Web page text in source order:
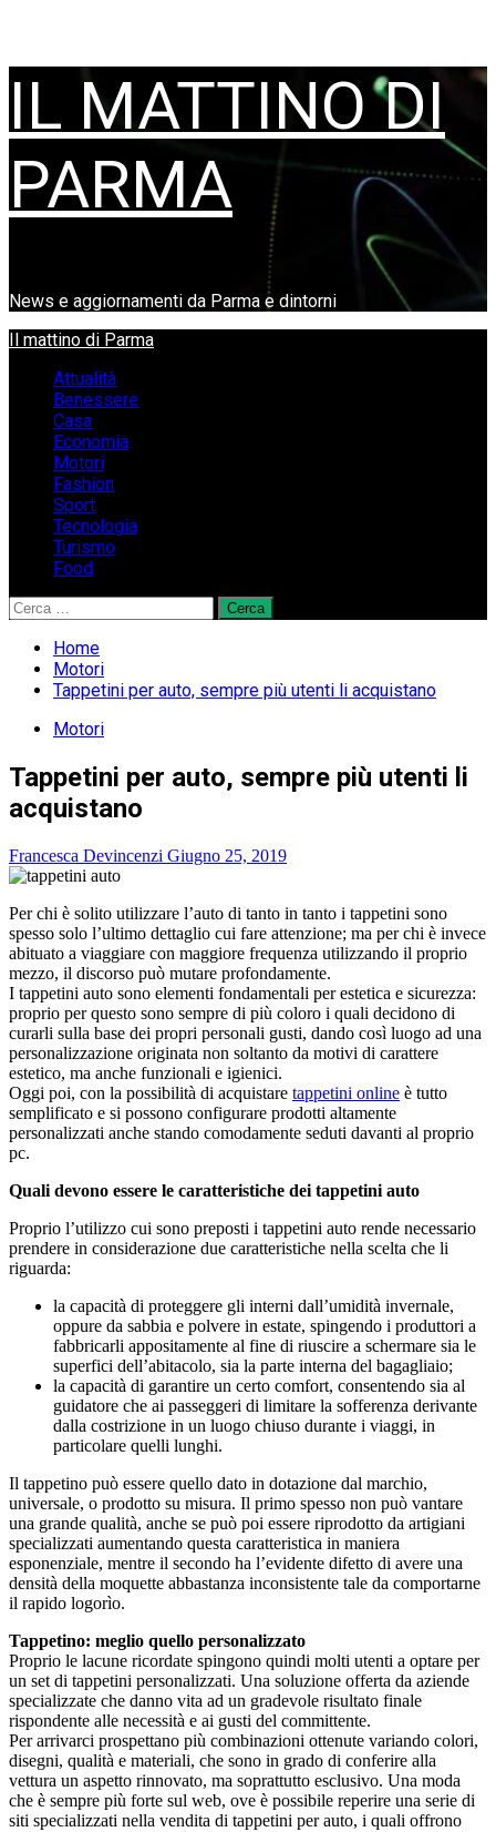
IL MATTINO DI
PARMA
News e aggiornamenti da Parma e dintorni
Menu
Il mattino di Parma
Attualità
Benessere
Casa
Economia
Motori
Fashion
Sport
Tecnologia
Turismo
Food
Ricerca
per:
Home
Motori
Tappetini per auto, sempre più utenti li acquistano
Motori
Tappetini per auto, sempre più utenti li
acquistano
Francesca Devincenzi Giugno 25, 2019
Per chi è solito utilizzare l’auto di tanto in tanto i tappetini sono
spesso solo l’ultimo dettaglio cui fare attenzione; ma per chi è invece
abituato a viaggiare con maggiore frequenza utilizzando il proprio
mezzo, il discorso può mutare profondamente.
I tappetini auto sono elementi fondamentali per estetica e sicurezza:
proprio per questo sono sempre di più coloro i quali decidono di
curarli sulla base dei propri personali gusti, dando così luogo ad una
personalizzazione originata non soltanto da motivi di carattere
estetico, ma anche funzionali e igienici.
Oggi poi, con la possibilità di acquistare tappetini online è tutto
semplificato e si possono configurare prodotti altamente
personalizzati anche stando comodamente seduti davanti al proprio
pc.
Quali devono essere le caratteristiche dei tappetini auto
Proprio l’utilizzo cui sono preposti i tappetini auto rende necessario
prendere in considerazione due caratteristiche nella scelta che li
riguarda:
la capacità di proteggere gli interni dall’umidità invernale,
oppure da sabbia e polvere in estate, spingendo i produttori a
fabbricarli appositamente al fine di riuscire a schermare sia le
superfici dell’abitacolo, sia la parte interna del bagagliaio;
la capacità di garantire un certo comfort, consentendo sia al
guidatore che ai passeggeri di limitare la sofferenza derivante
dalla costrizione in un luogo chiuso durante i viaggi, in
particolare quelli lunghi.
Il tappetino può essere quello dato in dotazione dal marchio,
universale, o prodotto su misura. Il primo spesso non può vantare
una grande qualità, anche se può poi essere riprodotto da artigiani
specializzati aumentando questa caratteristica in maniera
esponenziale, mentre il secondo ha l’evidente difetto di avere una
densità della moquette abbastanza inconsistente tale da comportarne
il rapido logorìo.
Tappetino: meglio quello personalizzato
Proprio le lacune ricordate spingono quindi molti utenti a optare per
un set di tappetini personalizzati. Una soluzione offerta da aziende
specializzate che danno vita ad un gradevole risultato finale
rispondente alle necessità e ai gusti del committente.
Per arrivarci prospettano più combinazioni ottenute variando colori,
disegni, qualità e materiali, che sono in grado di conferire alla
vettura un aspetto rinnovato, ma soprattutto esclusivo. Una moda
che è sempre più forte sul web, ove è possibile reperire una serie di
siti specializzati nella vendita di tappetini per auto, i quali offrono